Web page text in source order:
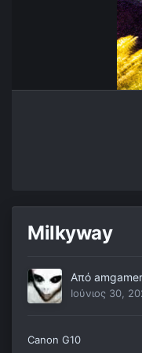
Milkyway
Από amgamer
Ιούνιος 30,
Canon G10